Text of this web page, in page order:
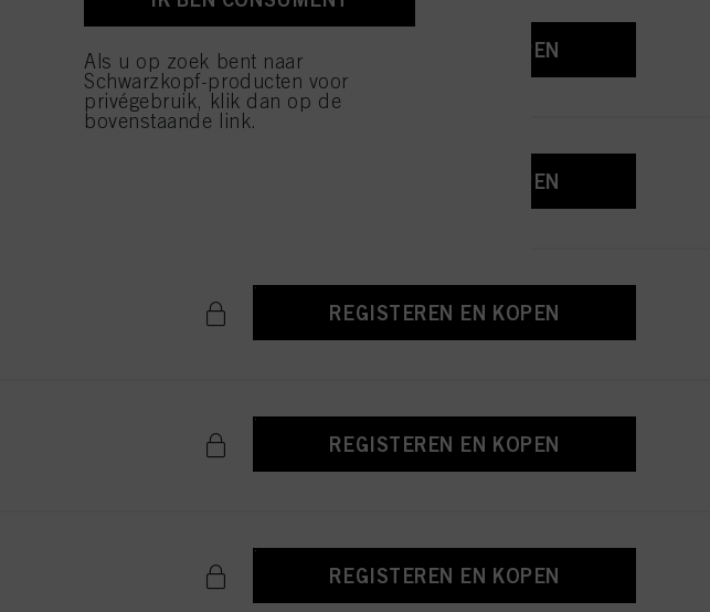
REGISTEREN EN KOPEN
REGISTEREN EN KOPEN
REGISTEREN EN KOPEN
REGISTEREN EN KOPEN
REGISTEREN EN KOPEN
Als u op zoek bent naar
Schwarzkopf-producten voor
privégebruik, klik dan op de
bovenstaande link.
te kunnen bieden..